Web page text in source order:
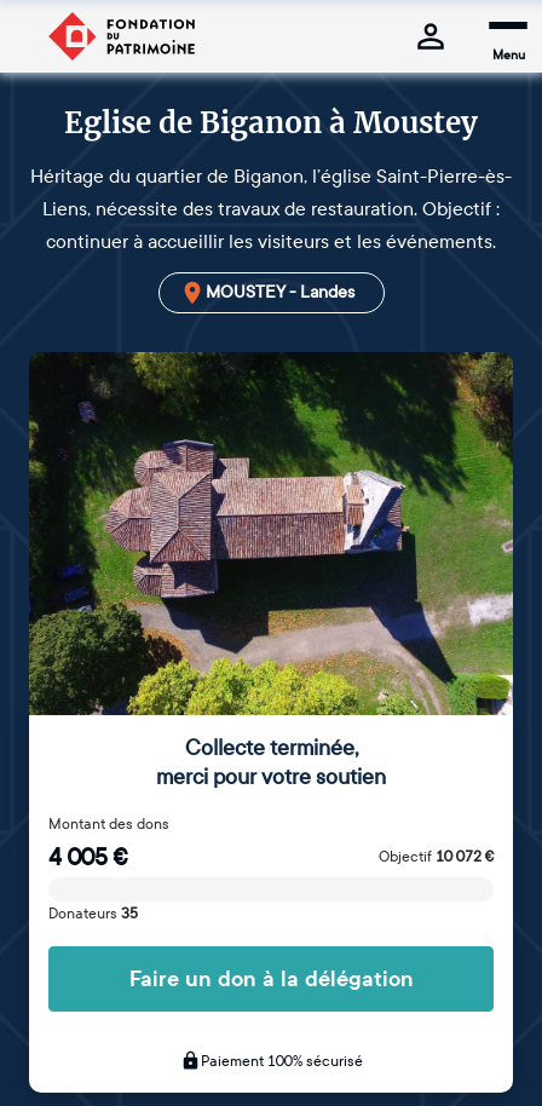
Menu
Eglise de Biganon à Moustey
Héritage du quartier de Biganon, l’église Saint-Pierre-ès-
Liens, nécessite des travaux de restauration. Objectif :
continuer à accueillir les visiteurs et les événements.
MOUSTEY - Landes
Collecte terminée,
merci pour votre soutien
Montant des dons
4 005€ Objectif 10 072 €
Donateurs 35
Faire un don à la délégation
Paiement 100% sécurisé